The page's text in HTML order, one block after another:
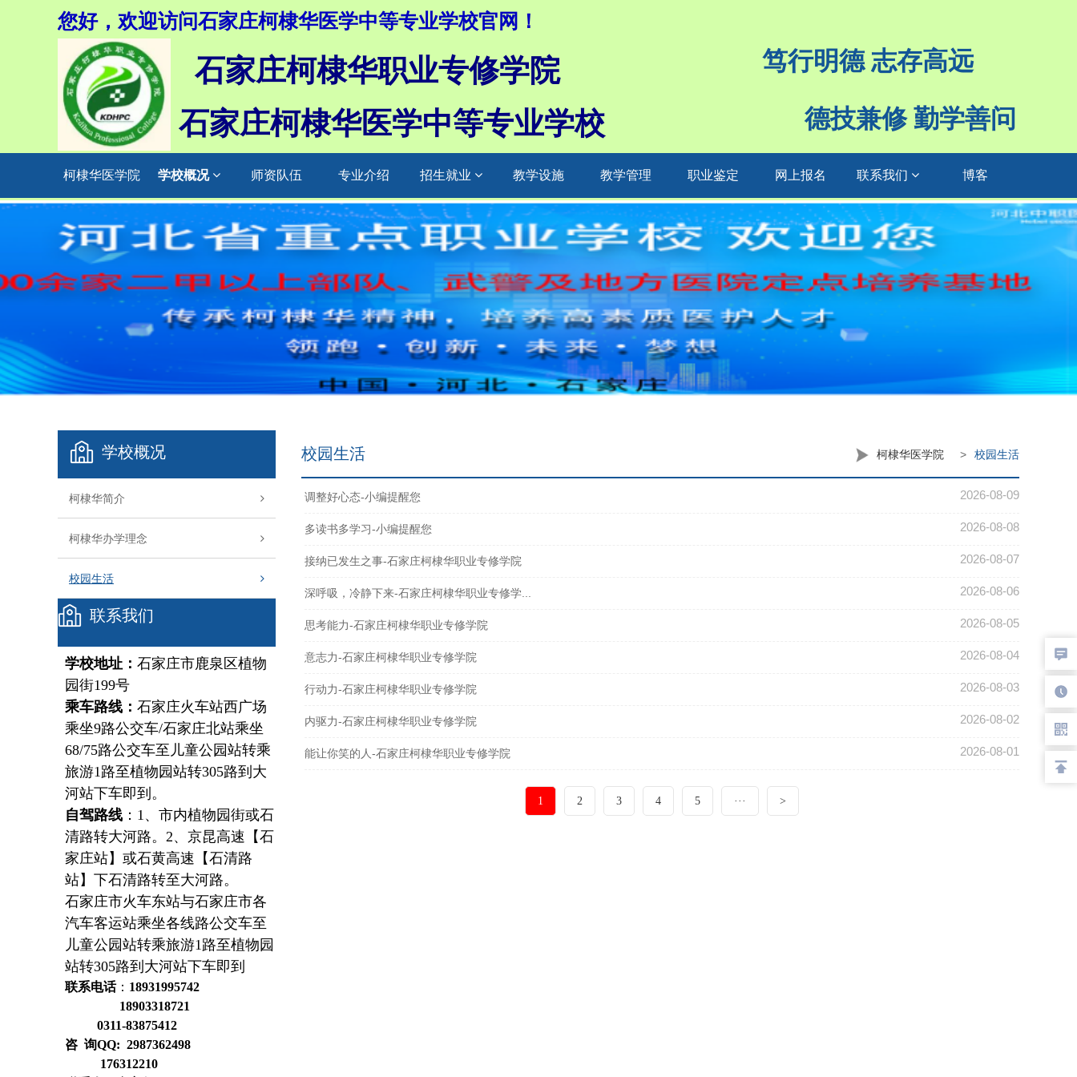
您好，欢迎访问石家庄柯棣华医学中等专业学校官网！
笃行明德 志存高远
德技兼修 勤学善问
石家庄柯棣华职业专修学院
石家庄柯棣华医学中等专业学校
柯棣华医学院 学校概况 师资队伍 专业介绍 招生就业 教学设施 教学管理 职业鉴定 网上报名 联系我们 博客
校园生活 柯棣华医学院 > 校园生活
学校概况
联系我们
柯棣华简介
柯棣华办学理念
校园生活
学校地址： 石家庄市鹿泉区植物
园街199号
乘车路线： 石家庄火车站西广场
乘坐9路公交车/石家庄北站乘坐
68/75路公交车至儿童公园站转乘
旅游1路至植物园站转305路到大
河站下车即到。
自驾路线 ：1、市内植物园街或石
清路转大河路。2、京昆高速【石
家庄站】或石黄高速【石清路
站】下石清路转至大河路。
石家庄市火车东站与石家庄市各
汽车客运站乘坐各线路公交车至
儿童公园站转乘旅游1路至植物园
站转305路到大河站下车即到
联系电话： 18931995742
18903318721
0311-83875412
咨 询QQ: 2987362498
176312210
调整好心态-小编提醒您 2026-08-09
多读书多学习-小编提醒您 2026-08-08
接纳已发生之事-石家庄柯棣华职业专修学院 2026-08-07
深呼吸，冷静下来-石家庄柯棣华职业专修学... 2026-08-06
思考能力-石家庄柯棣华职业专修学院 2026-08-05
意志力-石家庄柯棣华职业专修学院 2026-08-04
行动力-石家庄柯棣华职业专修学院 2026-08-03
内驱力-石家庄柯棣华职业专修学院 2026-08-02
能让你笑的人-石家庄柯棣华职业专修学院 2026-08-01
1 2 3 4 5 ··· >